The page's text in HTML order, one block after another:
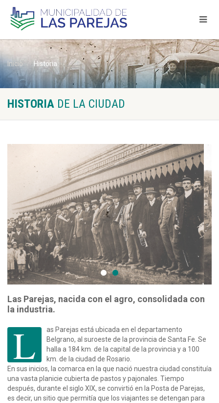
Inicio Historia
HISTORIA DE LA CIUDAD
Las Parejas, nacida con el agro, consolidada con
la industria.
L
as Parejas está ubicada en el departamento
Belgrano, al suroeste de la provincia de Santa Fe. Se
halla a 184 km. de la capital de la provincia y a 100
km. de la ciudad de Rosario.
En sus inicios, la comarca en la que nació nuestra ciudad constituía
una vasta planicie cubierta de pastos y pajonales. Tiempo
después, durante el siglo XIX, se convirtió en la Posta de Parejas,
es decir, un sitio que permitía que los viajantes se detengan para